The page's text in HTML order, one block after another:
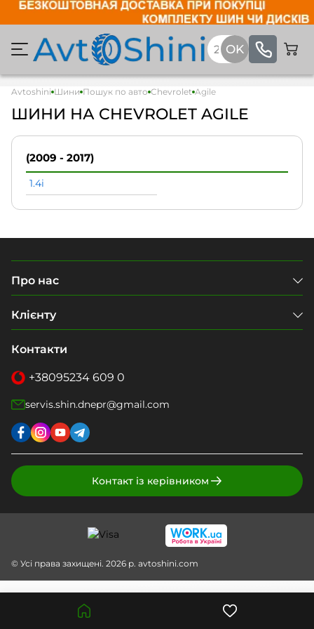
Avtoshini Шини Пошук по авто Chevrolet Agile
ШИНИ НА CHEVROLET AGILE
(2009 - 2017)
1.4i
Про нас
Клієнту
Контакти
+38095234 609 0
servis.shin.dnepr@gmail.com
Контакт із керівником
© Усі права захищені. 2026 р. avtoshini.com